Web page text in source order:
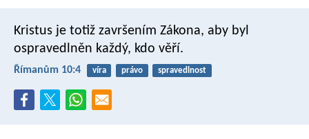
Kristus je totiž završením Zákona, aby byl
ospravedlněn každý, kdo věří.
Římanům 10:4 víra právo spravedlnost